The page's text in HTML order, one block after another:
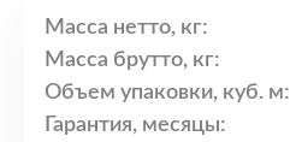
Масса нетто, кг:
Масса брутто, кг:
Объем упаковки, куб. м:
Гарантия, месяцы: